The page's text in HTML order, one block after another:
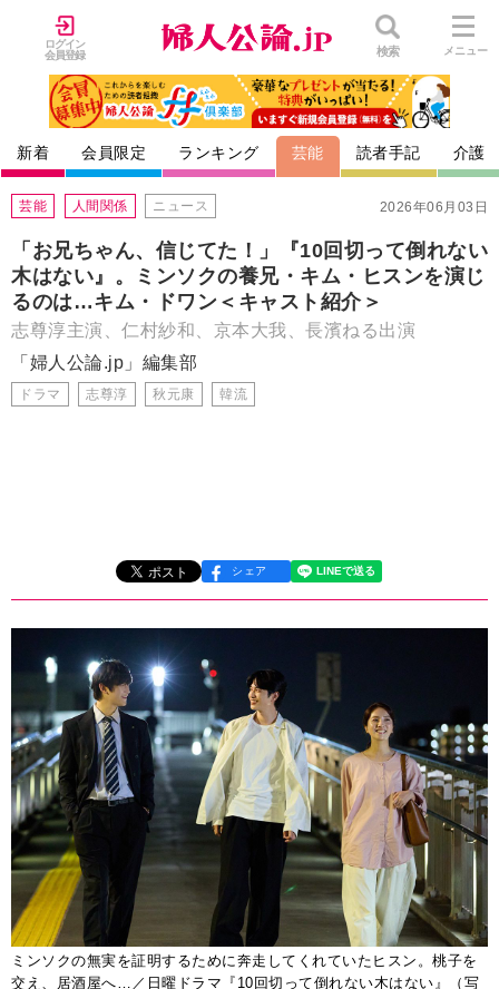
ログイン
会員登録
検索 メニュー
新着 会員限定 ランキング 芸能 読者手記 介護
2026年06月03日
芸能 人間関係 ニュース
「お兄ちゃん、信じてた！」『10回切って倒れない
木はない』。ミンソクの養兄・キム・ヒスンを演じ
るのは…キム・ドワン＜キャスト紹介＞
志尊淳主演、仁村紗和、京本大我、長濱ねる出演
「婦人公論.jp」編集部
ドラマ 志尊淳 秋元康 韓流
シェア
ミンソクの無実を証明するために奔走してくれていたヒスン。桃子を
交え、居酒屋へ…／日曜ドラマ『10回切って倒れない木はない』（写